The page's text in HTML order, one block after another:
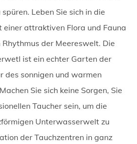
Leben Sie sich in die
attraktiven Flora und Fauna
der Meereswelt. Die
ist ein echter Garten der
des sonnigen und warmen
Sie sich keine Sorgen, Sie
Taucher sein, um die
Unterwasserwelt zu
der Tauchzentren in ganz